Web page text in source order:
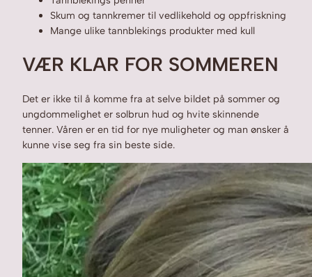
Skum og tannkremer til vedlikehold og oppfriskning
Mange ulike tannblekings produkter med kull
VÆR KLAR FOR SOMMEREN
Det er ikke til å komme fra at selve bildet på sommer og
ungdommelighet er solbrun hud og hvite skinnende
tenner. Våren er en tid for nye muligheter og man ønsker å
kunne vise seg fra sin beste side.